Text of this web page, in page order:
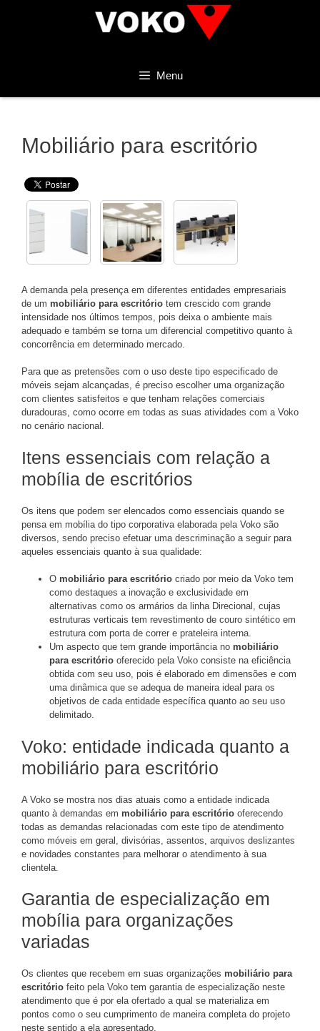
Menu
Mobiliário para escritório
A demanda pela presença em diferentes entidades empresariais
de um mobiliário para escritório tem crescido com grande
intensidade nos últimos tempos, pois deixa o ambiente mais
adequado e também se torna um diferencial competitivo quanto à
concorrência em determinado mercado.
Para que as pretensões com o uso deste tipo especificado de
móveis sejam alcançadas, é preciso escolher uma organização
com clientes satisfeitos e que tenham relações comerciais
duradouras, como ocorre em todas as suas atividades com a Voko
no cenário nacional.
Itens essenciais com relação a
mobília de escritórios
Os itens que podem ser elencados como essenciais quando se
pensa em mobília do tipo corporativa elaborada pela Voko são
diversos, sendo preciso efetuar uma descriminação a seguir para
aqueles essenciais quanto à sua qualidade:
O mobiliário para escritório criado por meio da Voko tem
como destaques a inovação e exclusividade em
alternativas como os armários da linha Direcional, cujas
estruturas verticais tem revestimento de couro sintético em
estrutura com porta de correr e prateleira interna.
Um aspecto que tem grande importância no mobiliário
para escritório oferecido pela Voko consiste na eficiência
obtida com seu uso, pois é elaborado em dimensões e com
uma dinâmica que se adequa de maneira ideal para os
objetivos de cada entidade específica quanto ao seu uso
delimitado.
Voko: entidade indicada quanto a
mobiliário para escritório
A Voko se mostra nos dias atuais como a entidade indicada
quanto à demandas em mobiliário para escritório oferecendo
todas as demandas relacionadas com este tipo de atendimento
como móveis em geral, divisórias, assentos, arquivos deslizantes
e novidades constantes para melhorar o atendimento à sua
clientela.
Garantia de especialização em
mobília para organizações
variadas
Os clientes que recebem em suas organizações mobiliário para
escritório feito pela Voko tem garantia de especialização neste
atendimento que é por ela ofertado a qual se materializa em
pontos como o seu cumprimento de maneira completa do projeto
neste sentido a ela apresentado.